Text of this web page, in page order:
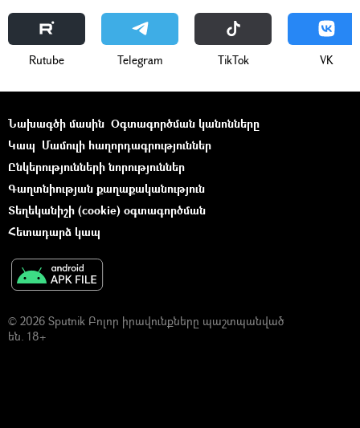
Rutube Telegram ТikТоk VK
Նախագծի մասին Օգտագործման կանոնները
Կապ Մամուլի հաղորդագրություններ
Ընկերությունների նորություններ
Գաղտնիության քաղաքականություն
Տեղեկանիշի (cookie) օգտագործման
Հետադարձ կապ
© 2026 Sputnik Բոլոր իրավունքները պաշտպանված
են. 18+